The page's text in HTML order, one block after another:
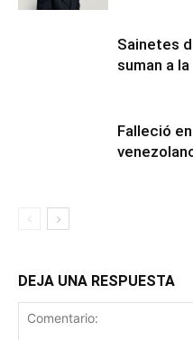
Sainetes
suman a
Falleció
DEJA UNA RESPUESTA